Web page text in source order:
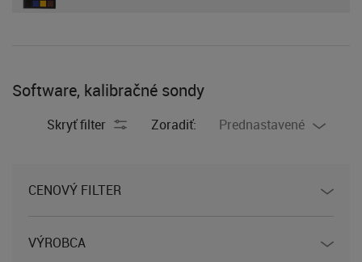
Software, kalibračné sondy
Skryť filter Zoradiť: Prednastavené
CENOVÝ FILTER
VÝROBCA